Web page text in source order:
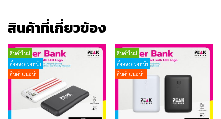
สินค้าที่เกี่ยวข้อง
สินค้าใหม่
สั่งจองล่วงหน้า
สินค้าแนะนำ
สินค้าใหม่
สั่งจองล่วงหน้า
สินค้าแนะนำ